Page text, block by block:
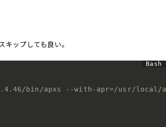
ップしても良い。
bin/apxs --with-apr=/usr/